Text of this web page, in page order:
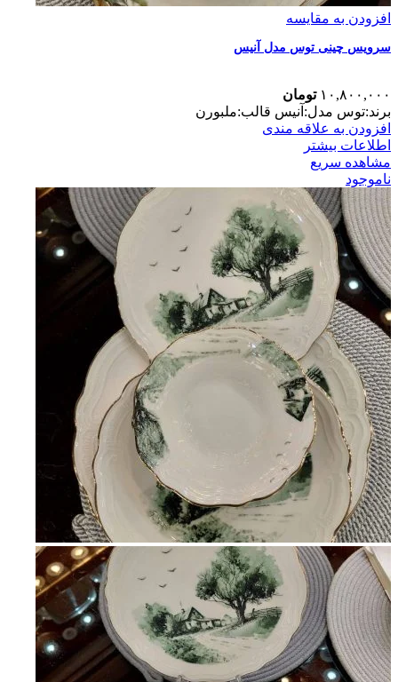
افزودن به مقایسه
سرویس چینی توس مدل آنیس
۱۰,۸۰۰,۰۰۰ تومان
برند:توس مدل:آنیس قالب:ملبورن
افزودن به علاقه مندی
اطلاعات بیشتر
مشاهده سریع
ناموجود